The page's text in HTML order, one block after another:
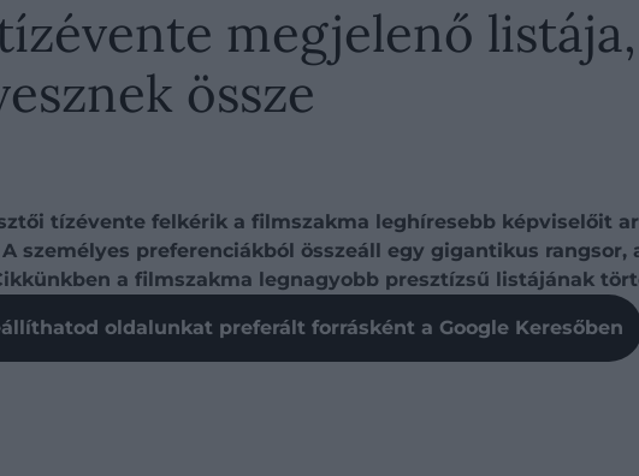
megjelenő
össze
tízévente felkérik a filmszakma leghíresebb képviselőit
preferenciákból összeáll egy gigantikus rangsor,
a filmszakma legnagyobb presztízsű listájának
oldalunkat preferált forrásként a Google Keresőben